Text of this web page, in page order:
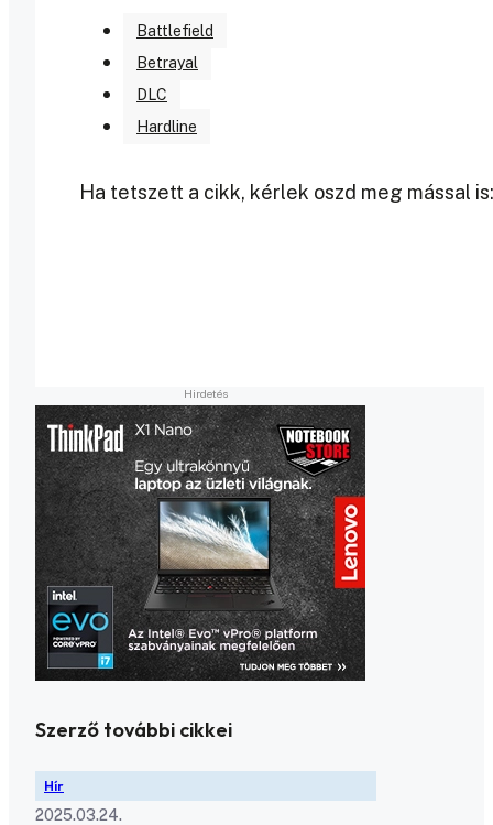
Battlefield
Betrayal
DLC
Hardline
Ha tetszett a cikk, kérlek oszd meg mással is:
Szerző további cikkei
Hír
2025.03.24.